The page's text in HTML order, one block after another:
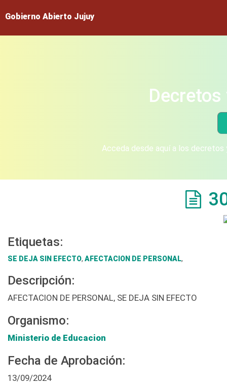
Gobierno Abierto Jujuy
Acceda desde aquí a los
Etiquetas:
SE DEJA SIN EFECTO, AFECTACION DE PERSONAL,
Descripción:
AFECTACION DE PERSONAL, SE DEJA SIN EFECTO
Organismo:
Ministerio de Educacion
Fecha de Aprobación:
13/09/2024